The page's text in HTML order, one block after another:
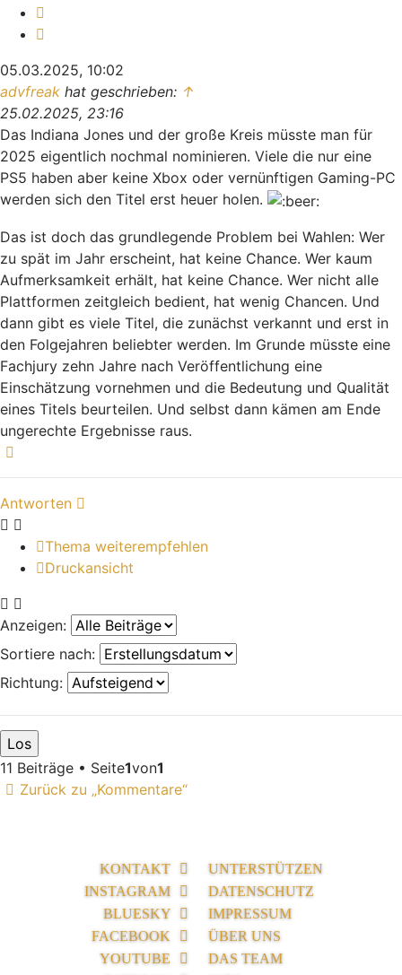
05.03.2025, 10:02
advfreak hat geschrieben: ↑
25.02.2025, 23:16
Das Indiana Jones und der große Kreis müsste man für
2025 eigentlich nochmal nominieren. Viele die nur eine
PS5 haben aber keine Xbox oder vernünftigen Gaming-PC
werden sich den Titel erst heuer holen.
Das ist doch das grundlegende Problem bei Wahlen: Wer
zu spät im Jahr erscheint, hat keine Chance. Wer kaum
Aufmerksamkeit erhält, hat keine Chance. Wer nicht alle
Plattformen zeitgleich bedient, hat wenig Chancen. Und
dann gibt es viele Titel, die zunächst verkannt und erst in
den Folgejahren beliebter werden. Im Grunde müsste eine
Fachjury zehn Jahre nach Veröffentlichung eine
Einschätzung vornehmen und die Bedeutung und Qualität
eines Titels beurteilen. Und selbst dann kämen am Ende
ungerechte Ergebnisse raus.
Antworten
Thema weiterempfehlen
Druckansicht
Anzeigen:
Sortiere nach:
Richtung:
11 Beiträge • Seite1von1
Zurück zu „Kommentare“
KONTAKT
INSTAGRAM
BLUESKY
FACEBOOK
YOUTUBE
UNTERSTÜTZEN
DATENSCHUTZ
IMPRESSUM
ÜBER UNS
DAS TEAM